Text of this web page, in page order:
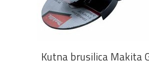
DODAJ U KOŠARICU
Kutna brusilica Makita